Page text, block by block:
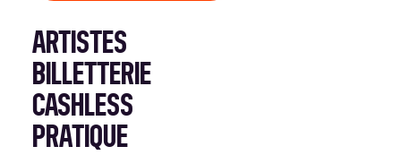
ARTISTES
BILLETTERIE
CASHLESS
PRATIQUE